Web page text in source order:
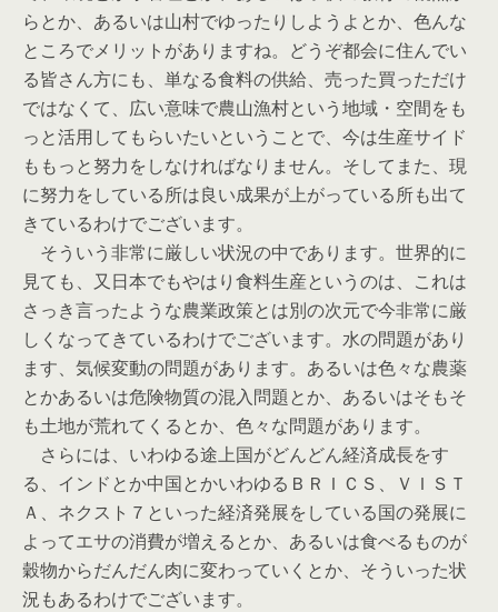
らとか、あるいは山村でゆったりしようよとか、色んな
ところでメリットがありますね。どうぞ都会に住んでい
る皆さん方にも、単なる食料の供給、売った買っただけ
ではなくて、広い意味で農山漁村という地域・空間をも
っと活用してもらいたいということで、今は生産サイド
ももっと努力をしなければなりません。そしてまた、現
に努力をしている所は良い成果が上がっている所も出て
きているわけでございます。
そういう非常に厳しい状況の中であります。世界的に
見ても、又日本でもやはり食料生産というのは、これは
さっき言ったような農業政策とは別の次元で今非常に厳
しくなってきているわけでございます。水の問題があり
ます、気候変動の問題があります。あるいは色々な農薬
とかあるいは危険物質の混入問題とか、あるいはそもそ
も土地が荒れてくるとか、色々な問題があります。
さらには、いわゆる途上国がどんどん経済成長をす
る、インドとか中国とかいわゆるＢＲＩＣＳ、ＶＩＳＴ
Ａ、ネクスト７といった経済発展をしている国の発展に
よってエサの消費が増えるとか、あるいは食べるものが
穀物からだんだん肉に変わっていくとか、そういった状
況もあるわけでございます。